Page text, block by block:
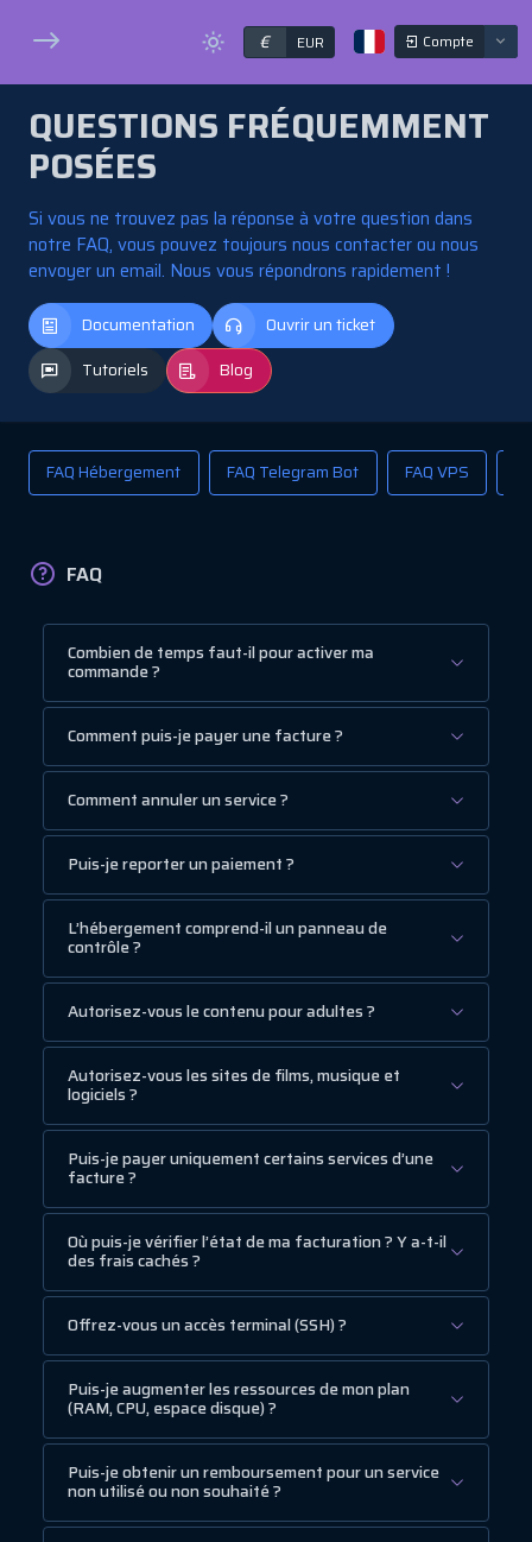
€ EUR Compte
QUESTIONS FRÉQUEMMENT
POSÉES
Si vous ne trouvez pas la réponse à votre question dans
notre FAQ, vous pouvez toujours nous contacter ou nous
envoyer un email. Nous vous répondrons rapidement !
Documentation
Ouvrir un ticket
Tutoriels
Blog
FAQ Hébergement FAQ Telegram Bot FAQ VPS
FAQ
Combien de temps faut-il pour activer ma
commande ?
Comment puis-je payer une facture ?
Comment annuler un service ?
Puis-je reporter un paiement ?
L’hébergement comprend-il un panneau de
contrôle ?
Autorisez-vous le contenu pour adultes ?
Autorisez-vous les sites de films, musique et
logiciels ?
Puis-je payer uniquement certains services d’une
facture ?
Où puis-je vérifier l’état de ma facturation ? Y a-t-il
des frais cachés ?
Offrez-vous un accès terminal (SSH) ?
Puis-je augmenter les ressources de mon plan
(RAM, CPU, espace disque) ?
Puis-je obtenir un remboursement pour un service
non utilisé ou non souhaité ?